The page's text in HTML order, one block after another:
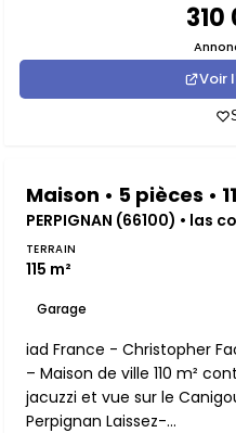
310
Voir
Maison • 5 pièces •
PERPIGNAN (66100) • las
TERRAIN
115 m²
Garage
iad France - Christopher
– Maison de ville 110 m²
jacuzzi et vue sur le
Perpignan Laissez-...